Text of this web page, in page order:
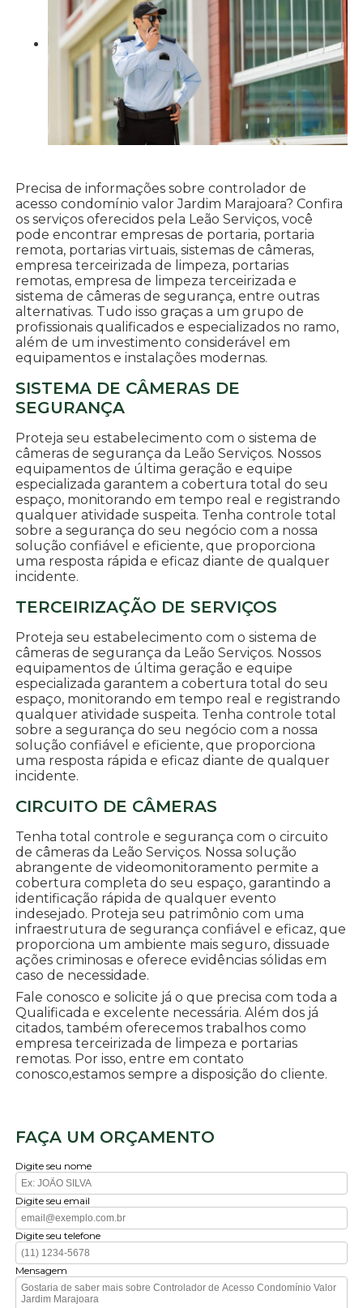
Precisa de informações sobre controlador de
acesso condomínio valor Jardim Marajoara? Confira
os serviços oferecidos pela Leão Serviços, você
pode encontrar empresas de portaria, portaria
remota, portarias virtuais, sistemas de câmeras,
empresa terceirizada de limpeza, portarias
remotas, empresa de limpeza terceirizada e
sistema de câmeras de segurança, entre outras
alternativas. Tudo isso graças a um grupo de
profissionais qualificados e especializados no ramo,
além de um investimento considerável em
equipamentos e instalações modernas.
SISTEMA DE CÂMERAS DE
SEGURANÇA
Proteja seu estabelecimento com o sistema de
câmeras de segurança da Leão Serviços. Nossos
equipamentos de última geração e equipe
especializada garantem a cobertura total do seu
espaço, monitorando em tempo real e registrando
qualquer atividade suspeita. Tenha controle total
sobre a segurança do seu negócio com a nossa
solução confiável e eficiente, que proporciona
uma resposta rápida e eficaz diante de qualquer
incidente.
TERCEIRIZAÇÃO DE SERVIÇOS
Proteja seu estabelecimento com o sistema de
câmeras de segurança da Leão Serviços. Nossos
equipamentos de última geração e equipe
especializada garantem a cobertura total do seu
espaço, monitorando em tempo real e registrando
qualquer atividade suspeita. Tenha controle total
sobre a segurança do seu negócio com a nossa
solução confiável e eficiente, que proporciona
uma resposta rápida e eficaz diante de qualquer
incidente.
CIRCUITO DE CÂMERAS
Tenha total controle e segurança com o circuito
de câmeras da Leão Serviços. Nossa solução
abrangente de videomonitoramento permite a
cobertura completa do seu espaço, garantindo a
identificação rápida de qualquer evento
indesejado. Proteja seu patrimônio com uma
infraestrutura de segurança confiável e eficaz, que
proporciona um ambiente mais seguro, dissuade
ações criminosas e oferece evidências sólidas em
caso de necessidade.
Fale conosco e solicite já o que precisa com toda a
Qualificada e excelente necessária. Além dos já
citados, também oferecemos trabalhos como
empresa terceirizada de limpeza e portarias
remotas. Por isso, entre em contato
conosco,estamos sempre a disposição do cliente.
FAÇA UM ORÇAMENTO
Digite seu nome
Digite seu email
Digite seu telefone
Mensagem